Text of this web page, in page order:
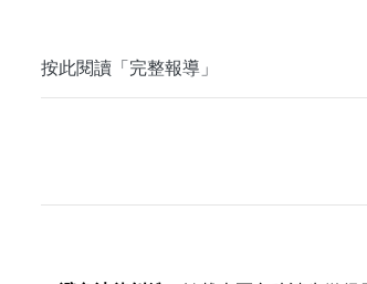
按此閱讀「完整報導」